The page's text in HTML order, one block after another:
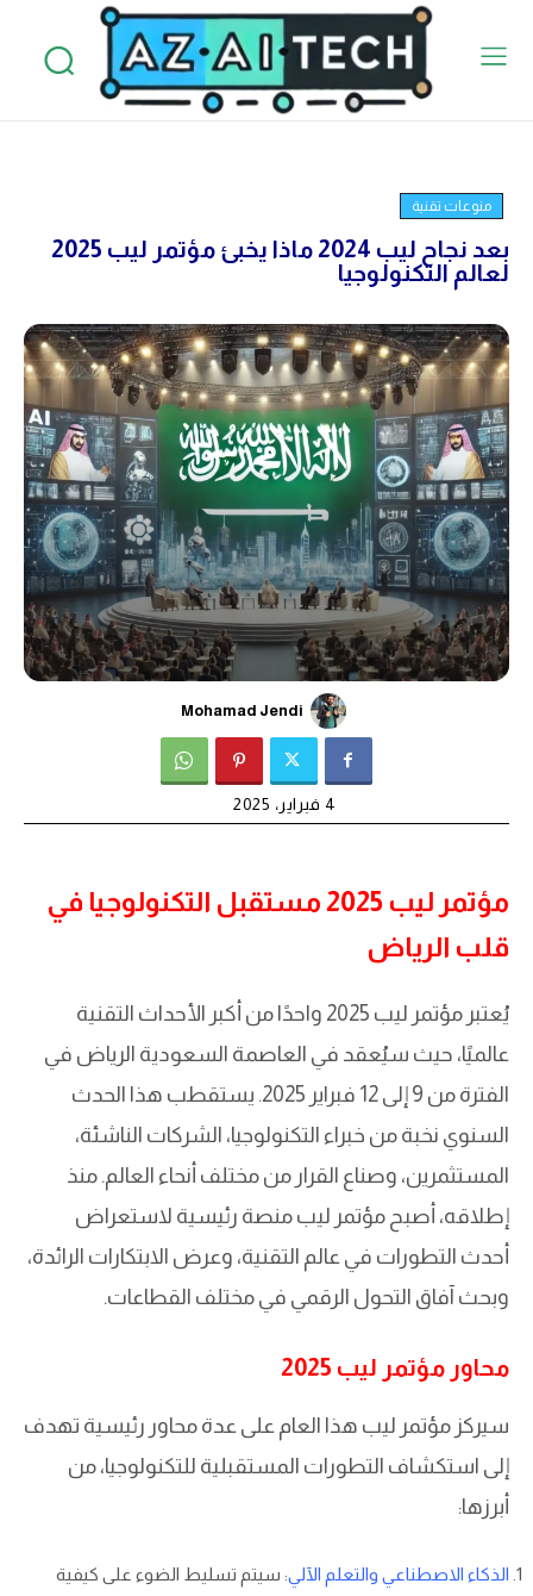
منوعات تقنية
بعد نجاح ليب 2024 ماذا يخبئ مؤتمر ليب 2025
لعالم التكنولوجيا
Mohamad Jendi
4 فبراير، 2025
مؤتمر ليب 2025 مستقبل التكنولوجيا في
قلب الرياض
يُعتبر مؤتمر ليب 2025 واحدًا من أكبر الأحداث التقنية
عالميًا، حيث سيُعقد في العاصمة السعودية الرياض في
الفترة من 9 إلى 12 فبراير 2025. يستقطب هذا الحدث
السنوي نخبة من خبراء التكنولوجيا، الشركات الناشئة،
المستثمرين، وصناع القرار من مختلف أنحاء العالم. منذ
إطلاقه، أصبح مؤتمر ليب منصة رئيسية لاستعراض
أحدث التطورات في عالم التقنية، وعرض الابتكارات الرائدة،
وبحث آفاق التحول الرقمي في مختلف القطاعات.
محاور مؤتمر ليب 2025
سيركز مؤتمر ليب هذا العام على عدة محاور رئيسية تهدف
إلى استكشاف التطورات المستقبلية للتكنولوجيا، من
أبرزها:
الذكاء الاصطناعي والتعلم الآلي: سيتم تسليط الضوء على كيفية